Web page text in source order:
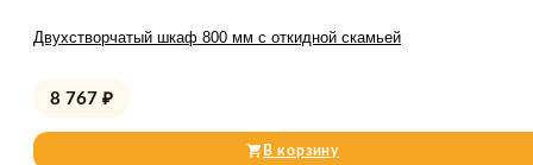
Двухстворчатый шкаф 800 мм с откидной скамьей
8 767 ₽
В корзину